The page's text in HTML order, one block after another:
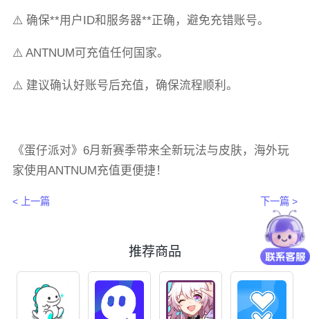
⚠️ 确保**用户ID和服务器**正确，避免充错账号。
⚠️ ANTNUM可充值任何国家。
⚠️ 建议确认好账号后充值，确保流程顺利。
《蛋仔派对》6月新赛季带来全新玩法与皮肤，海外玩
家使用ANTNUM充值更便捷！
< 上一篇 下一篇 >
推荐商品